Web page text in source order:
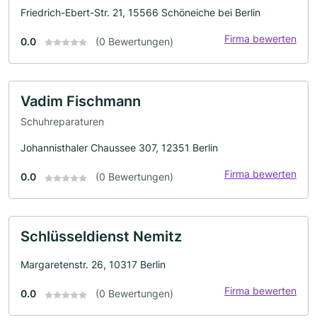
Friedrich-Ebert-Str. 21, 15566 Schöneiche bei Berlin
0.0 (0 Bewertungen) Firma bewerten
Vadim Fischmann
Schuhreparaturen
Johannisthaler Chaussee 307, 12351 Berlin
0.0 (0 Bewertungen) Firma bewerten
Schlüsseldienst Nemitz
Margaretenstr. 26, 10317 Berlin
0.0 (0 Bewertungen) Firma bewerten